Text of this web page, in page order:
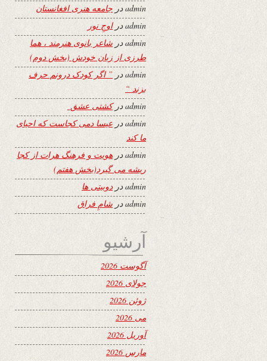
adminدر جامعه هنری افغانستان
adminدراوجِ نور
adminدر شاعر بانوی هنرمند ، هما
طرزی از زبان خودش (بخش دوم)
adminدر ” اگر کودک درونم حرف
بزند “
adminدرکشتی عشق
adminدر عیسا دمی کجاست که احیای
ما کند
adminدر هویت و فرهنگ هرات از کجا
ریشه می گیرد(بخش هفتم)
adminدردوبیتی ها
admin در شامِ فراق
آرشیو
آگوست 2026
جولای 2026
ژوئن 2026
می 2026
آوریل 2026
مارس 2026